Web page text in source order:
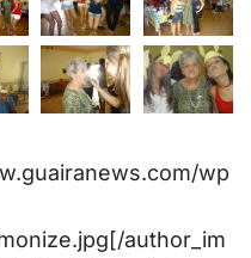
wp
author_im